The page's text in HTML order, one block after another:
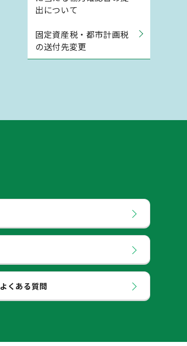
出について
固定資産税・都市計画税
の送付先変更
よくある質問